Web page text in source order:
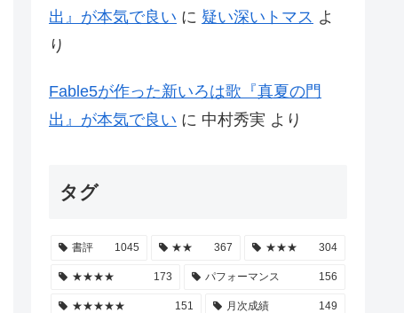
出』が本気で良い に 疑い深いトマス よ
り
Fable5が作った新いろは歌『真夏の門
出』が本気で良い に 中村秀実 より
タグ
書評 1045 ★★ 367 ★★★ 304
★★★★ 173 パフォーマンス 156
★★★★★ 151 月次成績 149